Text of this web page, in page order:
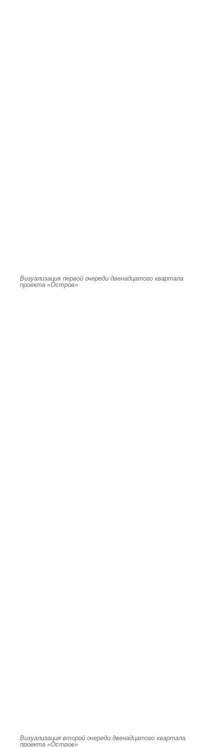
Визуализация первой очереди двенадцатого квартала
проекта «Остров»
Визуализация второй очереди двенадцатого квартала
проекта «Остров»